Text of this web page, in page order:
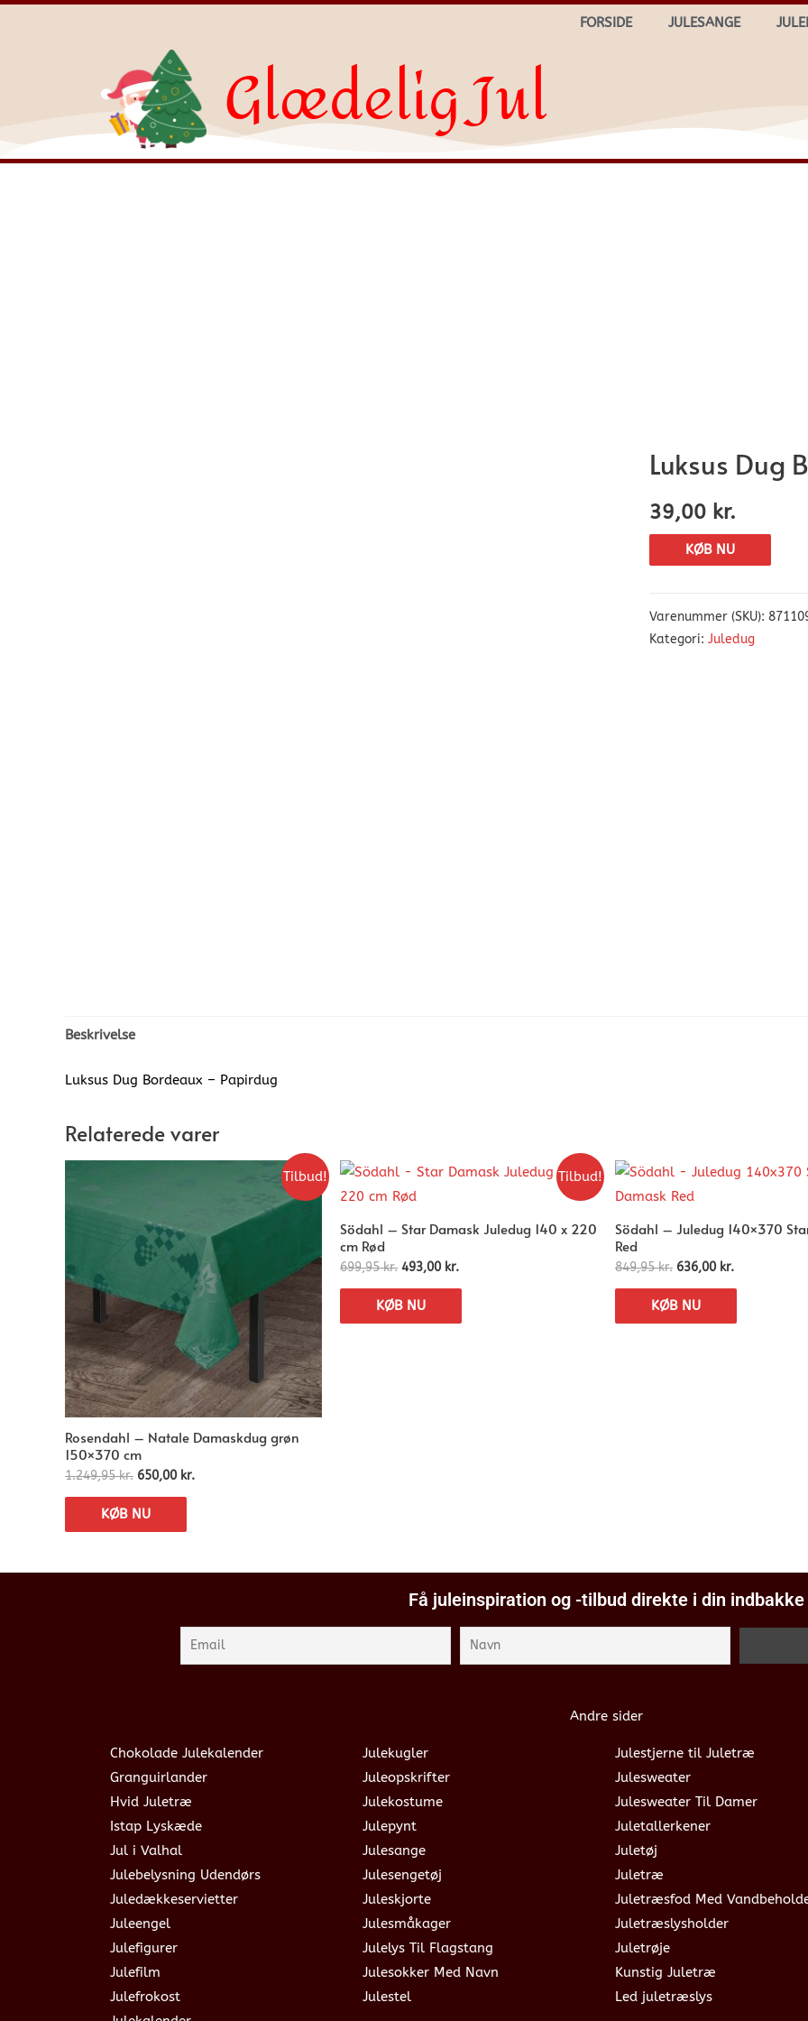
FORSIDE JULESANGE
Glædelig Jul
Luksus Dug
39,00 kr.
KØB NU
Varenummer (SKU):
Kategori: Juledug
Beskrivelse
Luksus Dug Bordeaux – Papirdug
Relaterede varer
Tilbud!
Rosendahl – Natale Damaskdug grøn
150×370 cm
1.249,95kr. 650,00 kr.
KØB NU
Tilbud!
Södahl – Star Damask Juledug 140 x 220
cm Rød
699,95kr. 493,00 kr.
KØB NU
Södahl – Juledug 140×370
Red
849,95kr. 636,00 kr.
KØB NU
Få juleinspiration og -tilbud direkte i din indbakke
Andre sider
Chokolade Julekalender
Granguirlander
Hvid Juletræ
Istap Lyskæde
Jul i Valhal
Julebelysning Udendørs
Juledækkeservietter
Juleengel
Julefigurer
Julefilm
Julefrokost
Julekugler
Juleopskrifter
Julekostume
Julepynt
Julesange
Julesengetøj
Juleskjorte
Julesmåkager
Julelys Til Flagstang
Julesokker Med Navn
Julestel
Julestjerne til Juletræ
Julesweater
Julesweater Til Damer
Juletallerkener
Juletøj
Juletræ
Juletræsfod Med
Juletræslysholder
Juletrøje
Kunstig Juletræ
Led juletræslys